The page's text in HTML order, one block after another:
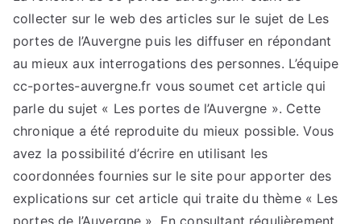
collecter sur le web des articles sur le sujet de Les
portes de l’Auvergne puis les diffuser en répondant
au mieux aux interrogations des personnes. L’équipe
cc-portes-auvergne.fr vous soumet cet article qui
parle du sujet « Les portes de l’Auvergne ». Cette
chronique a été reproduite du mieux possible. Vous
avez la possibilité d’écrire en utilisant les
coordonnées fournies sur le site pour apporter des
explications sur cet article qui traite du thème « Les